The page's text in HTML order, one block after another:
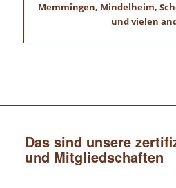
Memmingen, Mindelheim,
und vielen
Das sind unsere
und Mitgliedschaften